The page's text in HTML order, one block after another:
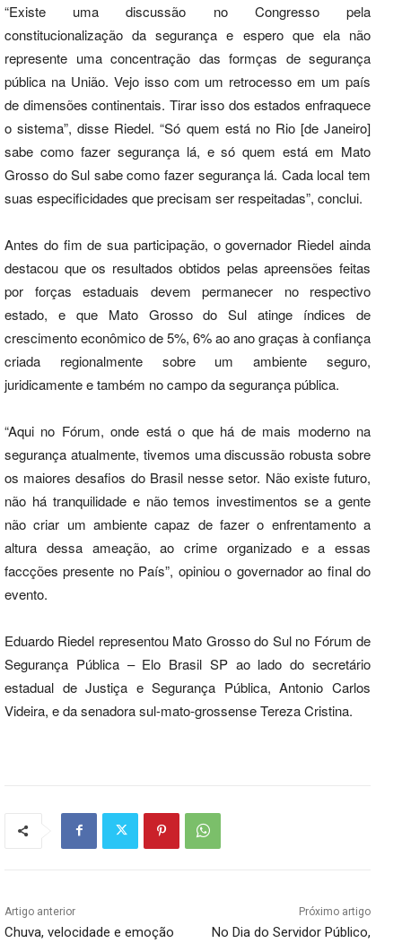
“Existe uma discussão no Congresso pela
constitucionalização da segurança e espero que ela não
represente uma concentração das formças de segurança
pública na União. Vejo isso com um retrocesso em um país
de dimensões continentais. Tirar isso dos estados enfraquece
o sistema”, disse Riedel. “Só quem está no Rio [de Janeiro]
sabe como fazer segurança lá, e só quem está em Mato
Grosso do Sul sabe como fazer segurança lá. Cada local tem
suas especificidades que precisam ser respeitadas”, conclui.
Antes do fim de sua participação, o governador Riedel ainda
destacou que os resultados obtidos pelas apreensões feitas
por forças estaduais devem permanecer no respectivo
estado, e que Mato Grosso do Sul atinge índices de
crescimento econômico de 5%, 6% ao ano graças à confiança
criada regionalmente sobre um ambiente seguro,
juridicamente e também no campo da segurança pública.
“Aqui no Fórum, onde está o que há de mais moderno na
segurança atualmente, tivemos uma discussão robusta sobre
os maiores desafios do Brasil nesse setor. Não existe futuro,
não há tranquilidade e não temos investimentos se a gente
não criar um ambiente capaz de fazer o enfrentamento a
altura dessa ameação, ao crime organizado e a essas
faccções presente no País”, opiniou o governador ao final do
evento.
Eduardo Riedel representou Mato Grosso do Sul no Fórum de
Segurança Pública – Elo Brasil SP ao lado do secretário
estadual de Justiça e Segurança Pública, Antonio Carlos
Videira, e da senadora sul-mato-grossense Tereza Cristina.
Artigo anterior
Chuva, velocidade e emoção
Próximo artigo
No Dia do Servidor Público,